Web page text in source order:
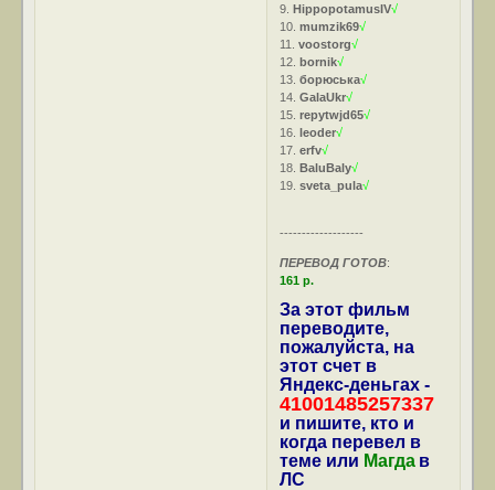
9.HippopotamusIV√
10.mumzik69√
11.voostorg√
12.bornik√
13.борюська√
14.GalaUkr√
15.repytwjd65√
16.leoder√
17.erfv√
18.BaluBaly√
19.sveta_pula√
-------------------
ПЕРЕВОД ГОТОВ:
161 р.
За этот фильм
переводите,
пожалуйста, на
этот счет в
Яндекс-деньгах -
41001485257337
и пишите, кто и
когда перевел в
теме или Магда в
ЛС